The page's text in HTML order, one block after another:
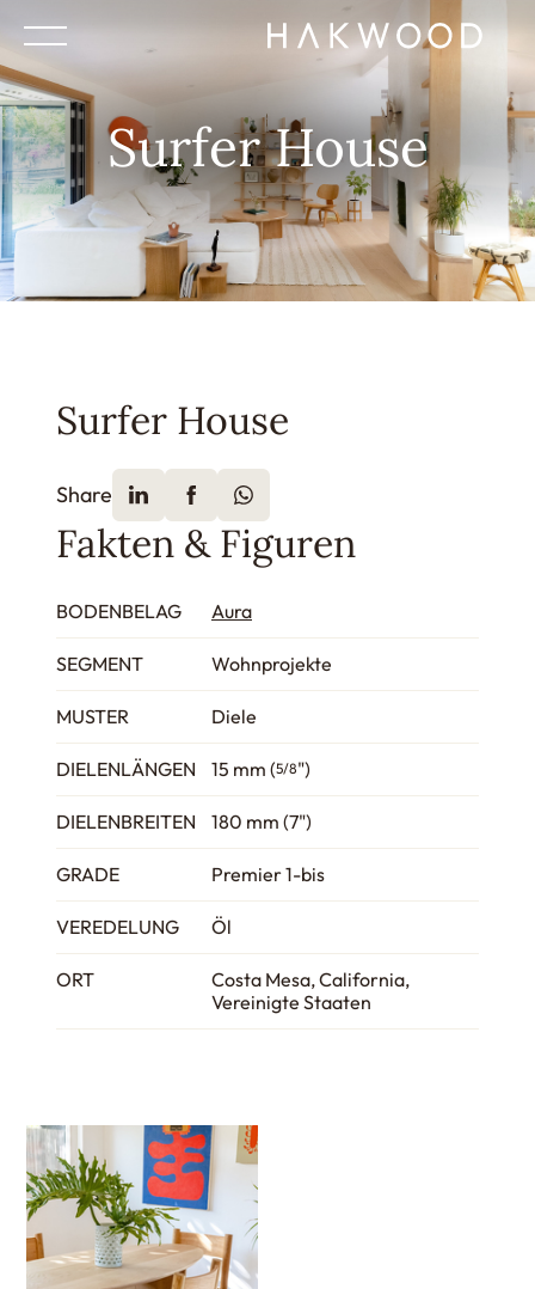
Surfer House
Surfer House
Share
Fakten & Figuren
BODENBELAG Aura
SEGMENT Wohnprojekte
MUSTER Diele
DIELENLÄNGEN 15 mm (5/8")
DIELENBREITEN 180 mm (7")
GRADE Premier 1-bis
VEREDELUNG Öl
ORT
Costa Mesa, California,
Vereinigte Staaten